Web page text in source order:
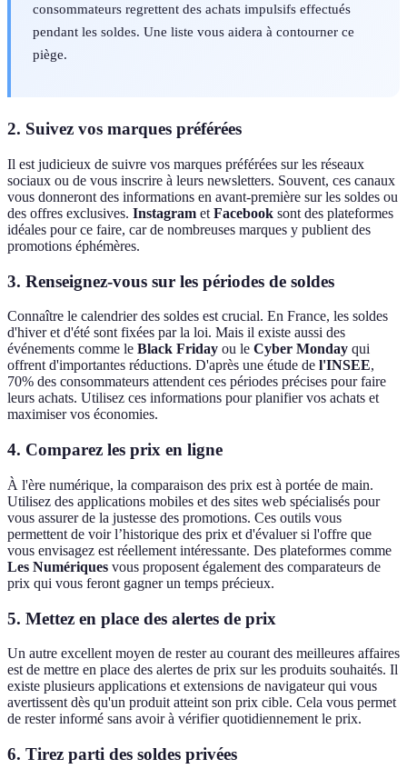
consommateurs regrettent des achats impulsifs effectués
pendant les soldes. Une liste vous aidera à contourner ce
piège.
2. Suivez vos marques préférées
Il est judicieux de suivre vos marques préférées sur les réseaux
sociaux ou de vous inscrire à leurs newsletters. Souvent, ces canaux
vous donneront des informations en avant-première sur les soldes ou
des offres exclusives. Instagram et Facebook sont des plateformes
idéales pour ce faire, car de nombreuses marques y publient des
promotions éphémères.
3. Renseignez-vous sur les périodes de soldes
Connaître le calendrier des soldes est crucial. En France, les soldes
d'hiver et d'été sont fixées par la loi. Mais il existe aussi des
événements comme le Black Friday ou le Cyber Monday qui
offrent d'importantes réductions. D'après une étude de l'INSEE,
70% des consommateurs attendent ces périodes précises pour faire
leurs achats. Utilisez ces informations pour planifier vos achats et
maximiser vos économies.
4. Comparez les prix en ligne
À l'ère numérique, la comparaison des prix est à portée de main.
Utilisez des applications mobiles et des sites web spécialisés pour
vous assurer de la justesse des promotions. Ces outils vous
permettent de voir l’historique des prix et d'évaluer si l'offre que
vous envisagez est réellement intéressante. Des plateformes comme
Les Numériques vous proposent également des comparateurs de
prix qui vous feront gagner un temps précieux.
5. Mettez en place des alertes de prix
Un autre excellent moyen de rester au courant des meilleures affaires
est de mettre en place des alertes de prix sur les produits souhaités. Il
existe plusieurs applications et extensions de navigateur qui vous
avertissent dès qu'un produit atteint son prix cible. Cela vous permet
de rester informé sans avoir à vérifier quotidiennement le prix.
6. Tirez parti des soldes privées